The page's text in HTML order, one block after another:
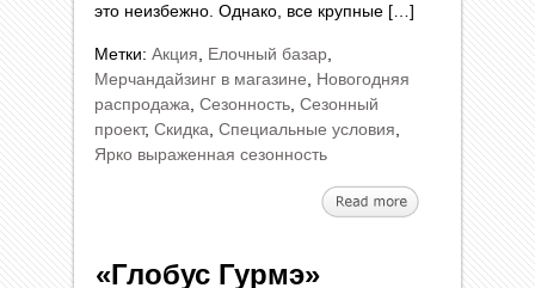
это неизбежно. Однако, все крупные […]
Метки: Акция Елочный базар
Мерчандайзинг в магазине
Новогодняя
распродажа Сезонность Сезонный
проект, Скидка Специальные условия
Ярко выраженная сезонность
«Глобус Гурмэ»